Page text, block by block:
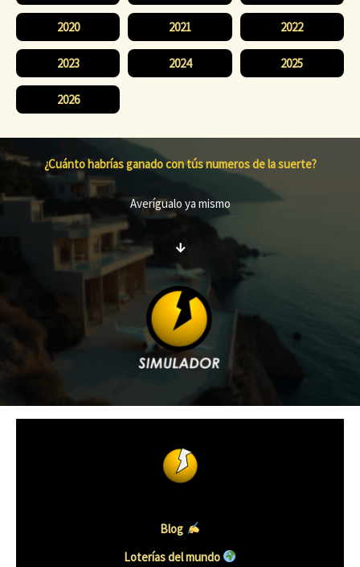
2020 2021 2022
2023 2024 2025
2026
¿Cuánto habrías ganado con tús numeros de la suerte?
Averígualo ya mismo
↓
Blog
Loterías del mundo